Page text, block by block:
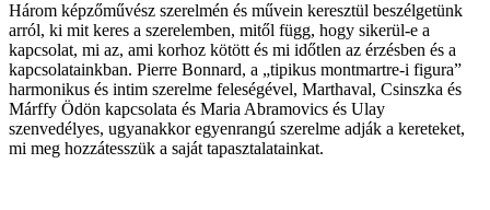
Három képzőművész szerelmén és művein keresztül beszélgetünk
arról, ki mit keres a szerelemben, mitől függ, hogy sikerül-e a
kapcsolat, mi az, ami korhoz kötött és mi időtlen az érzésben és a
kapcsolatainkban. Pierre Bonnard, a „tipikus montmartre-i figura”
harmonikus és intim szerelme feleségével, Marthaval, Csinszka és
Márffy Ödön kapcsolata és Maria Abramovics és Ulay
szenvedélyes, ugyanakkor egyenrangú szerelme adják a kereteket,
mi meg hozzátesszük a saját tapasztalatainkat.